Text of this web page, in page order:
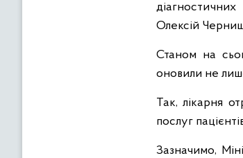
Олексій
Станом на
оновили не
Так, лікарня
послуг
Зазначимо,